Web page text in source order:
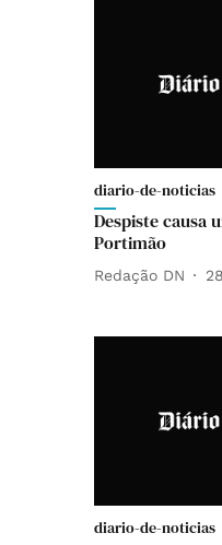
diario-de-noticias
Despiste causa
Portimão
Redação DN
diario-de-noticias